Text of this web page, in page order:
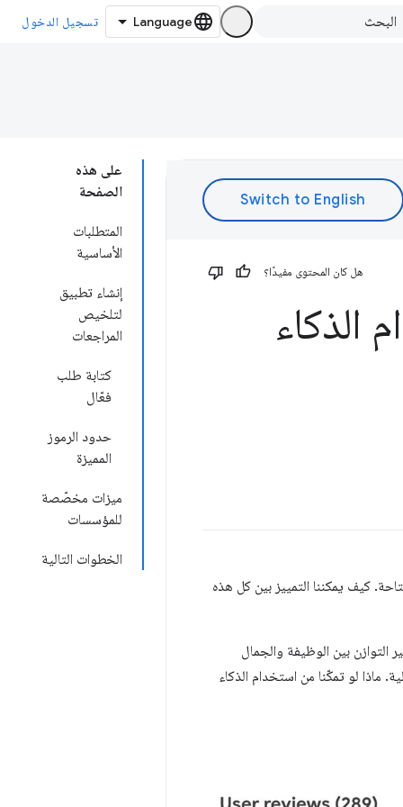
تسجيل الدخول
على هذه
الصفحة
المتطلبات
الأساسية
إنشاء تطبيق
لتلخيص
المراجعات
كتابة طلب
فعّال
حدود الرموز
المميزة
ميزات مخصّصة
للمؤسسات
الخطوات التالية
هل كان المحتوى مفيدًا؟
الذكاء
كيف يمكننا التمييز بين كل هذه
بين الوظيفة والجمال
ماذا لو تمكّنا من استخدام الذكاء